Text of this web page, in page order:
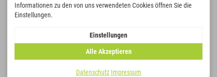
Informationen zu den von uns verwendeten Cookies öffnen Sie die
Einstellungen.
Einstellungen
Alle Akzeptieren
Datenschutz Impressum